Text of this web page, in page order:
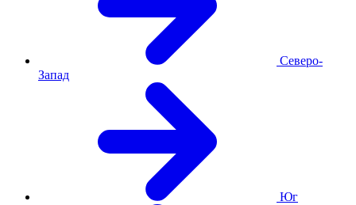
Северо-
Запад
Юг